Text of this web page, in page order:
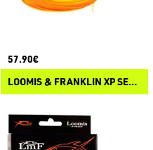
57.90€
LOOMIS & FRANKLIN XP SENSE EXTRA DISTANCE